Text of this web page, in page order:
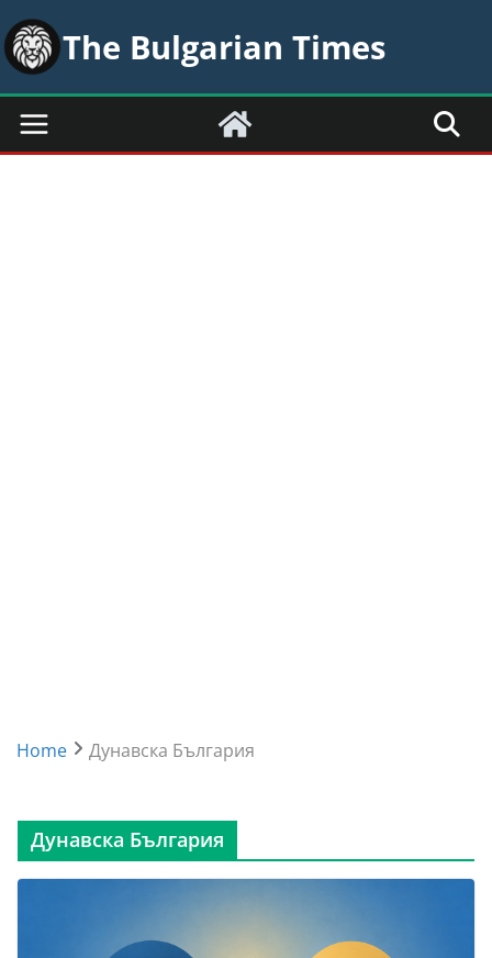
Skip
to
content
The Bulgarian Times
Home Дунавска България
Дунавска България